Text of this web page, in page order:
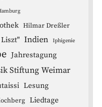
Hilmar Dreßler
Indien Iphigenie
Jahrestagung
Stiftung Weimar
Lesung
Liedtage